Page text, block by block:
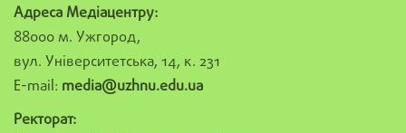
Адреса Медіацентру:
88000 м. Ужгород,
вул. Університетська, 14, к. 231
E-mail: media@uzhnu.edu.ua
Ректорат: